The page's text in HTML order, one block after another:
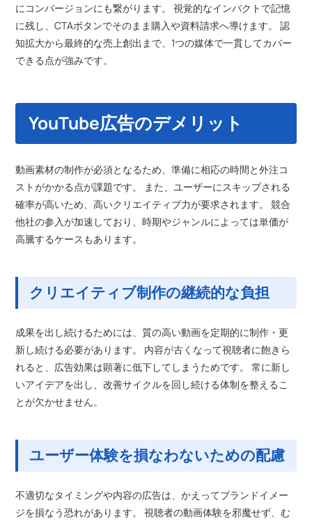
にコンバージョンにも繋がります。 視覚的なインパクトで記憶
に残し、CTAボタンでそのまま購入や資料請求へ導けます。 認
知拡大から最終的な売上創出まで、1つの媒体で一貫してカバー
できる点が強みです。
YouTube広告のデメリット
動画素材の制作が必須となるため、準備に相応の時間と外注コ
ストがかかる点が課題です。 また、ユーザーにスキップされる
確率が高いため、高いクリエイティブ力が要求されます。 競合
他社の参入が加速しており、時期やジャンルによっては単価が
高騰するケースもあります。
クリエイティブ制作の継続的な負担
成果を出し続けるためには、質の高い動画を定期的に制作・更
新し続ける必要があります。 内容が古くなって視聴者に飽きら
れると、広告効果は顕著に低下してしまうためです。 常に新し
いアイデアを出し、改善サイクルを回し続ける体制を整えるこ
とが欠かせません。
ユーザー体験を損なわないための配慮
不適切なタイミングや内容の広告は、かえってブランドイメー
ジを損なう恐れがあります。 視聴者の動画体験を邪魔せず、む